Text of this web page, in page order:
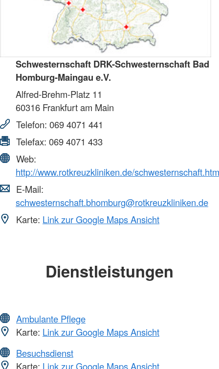
Schwesternschaft DRK-Schwesternschaft Bad
Homburg-Maingau e.V.
Alfred-Brehm-Platz 11
60316 Frankfurt am Main
Telefon: 069 4071 441
Telefax: 069 4071 433
Web:
http://www.rotkreuzkliniken.de/
E-Mail:
schwesternschaft.bhomburg@rotkreuzkliniken.de
Karte: Link zur Google Maps Ansicht
Dienstleistungen
Ambulante Pflege
Karte: Link zur Google Maps Ansicht
Besuchsdienst
Karte: Link zur Google Maps Ansicht